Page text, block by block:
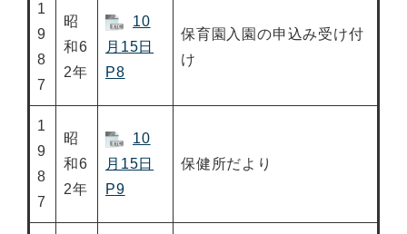
1
9
8
7
昭
和6
2年
10
月15日
P8
保育園入園の申込み受け付
け
1
9
8
7
昭
和6
2年
10
月15日
P9
保健所だより